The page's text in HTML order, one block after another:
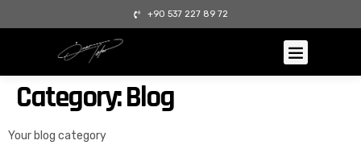
+90 537 227 89 72
Category:Blog
Your blog category